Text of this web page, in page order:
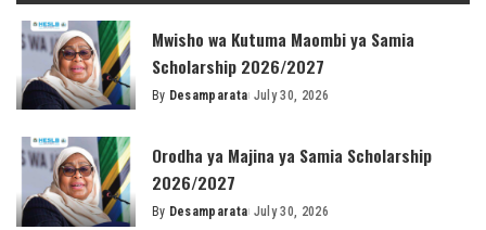
Mwisho wa Kutuma Maombi ya Samia
Scholarship 2026/2027
Posted
By Desamparata July 30, 2026
Orodha ya Majina ya Samia Scholarship
2026/2027
Posted
By Desamparata July 30, 2026